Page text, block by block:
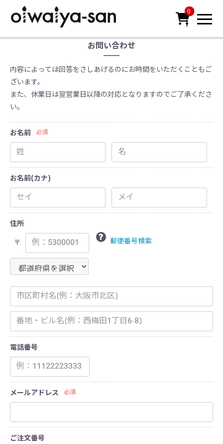

0
お問い合わせ
内容によっては回答をさしあげるのにお時間をいただくこともご
ざいます。
また、休業日は翌営業日以降の対応となりますのでご了承くださ
い。
お名前 必須
お名前(カナ)
住所
〒 郵便番号検索
電話番号
メールアドレス 必須
ご注文番号